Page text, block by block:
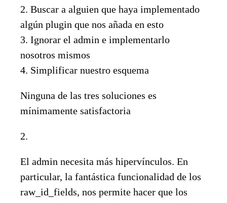
2. Buscar a alguien que haya implementado
algún plugin que nos añada en esto
3. Ignorar el admin e implementarlo
nosotros mismos
4. Simplificar nuestro esquema
Ninguna de las tres soluciones es
mínimamente satisfactoria
2.
El admin necesita más hipervínculos. En
particular, la fantástica funcionalidad de los
raw_id_fields, nos permite hacer que los